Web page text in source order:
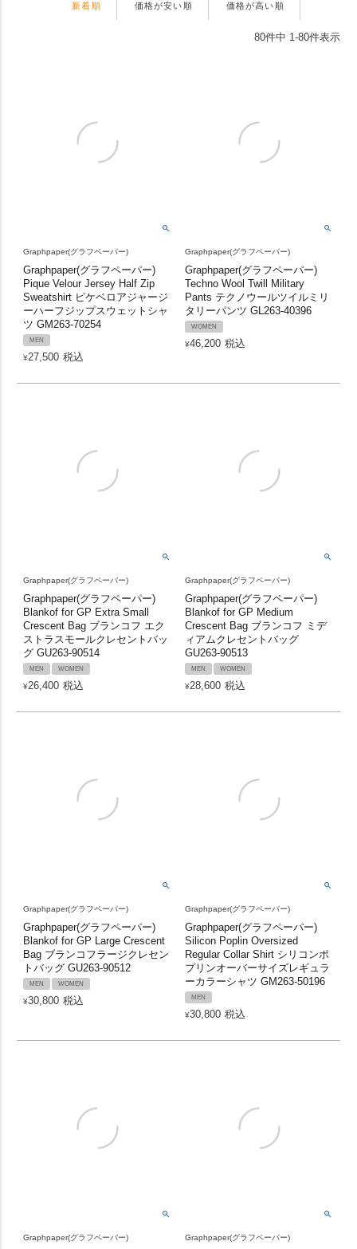
新着順 価格が安い順 価格が高い順
80件中 1-80件表示
Graphpaper(グラフペーパー)
Graphpaper(グラフペーパー)
Pique Velour Jersey Half Zip
Sweatshirt ピケベロアジャージ
ーハーフジップスウェットシャ
ツ GM263-70254
MEN
¥27,500 税込
Graphpaper(グラフペーパー)
Graphpaper(グラフペーパー)
Techno Wool Twill Military
Pants テクノウールツイルミリ
タリーパンツ GL263-40396
WOMEN
¥46,200 税込
Graphpaper(グラフペーパー)
Graphpaper(グラフペーパー)
Blankof for GP Extra Small
Crescent Bag ブランコフ エク
ストラスモールクレセントバッ
グ GU263-90514
MEN WOMEN
¥26,400 税込
Graphpaper(グラフペーパー)
Graphpaper(グラフペーパー)
Blankof for GP Medium
Crescent Bag ブランコフ ミデ
ィアムクレセントバッグ
GU263-90513
MEN WOMEN
¥28,600 税込
Graphpaper(グラフペーパー)
Graphpaper(グラフペーパー)
Blankof for GP Large Crescent
Bag ブランコフラージクレセン
トバッグ GU263-90512
MEN WOMEN
¥30,800 税込
Graphpaper(グラフペーパー)
Graphpaper(グラフペーパー)
Silicon Poplin Oversized
Regular Collar Shirt シリコンポ
プリンオーバーサイズレギュラ
ーカラーシャツ GM263-50196
MEN
¥30,800 税込
Graphpaper(グラフペーパー) Graphpaper(グラフペーパー)